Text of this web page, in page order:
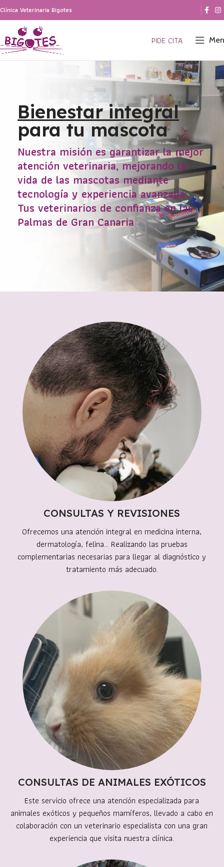
Clínica Veterinaria Bigotes
PIDE CITA
Bienestar integral
para tu mascota
Nuestra misión es garantizar la mejor
atención veterinaria, mejorando la
vida de las mascotas mediante
tecnología y experiencia avanzada.
Tus veterinarios de confianza en las
Palmas de Gran Canaria
CONSULTAS Y REVISIONES
Ofrecemos una atención integral en medicina interna,
dermatología, felina… Realizando las pruebas
complementarias necesarias para llegar al diagnóstico y
tratamiento más adecuado.
CONSULTAS DE ANIMALES EXÓTICOS
Este servicio ofrece una atención especializada para
animales exóticos y pequeños mamíferos, llevado a cabo en
colaboración con un veterinario especialista con una gran
experiencia que visita nuestra clínica.